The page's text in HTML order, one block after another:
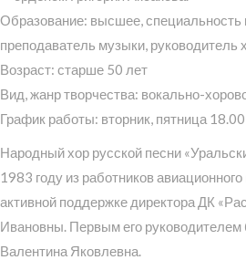
Образование: высшее,
преподаватель музыки, руководитель
Возраст: старше 50 лет
Вид, жанр творчества: вокально-
График работы: вторник, пятница
Народный хор русской песни
1983 году из работников
активной поддержке директора ДК
Ивановны. Первым его
Валентина Яковлевна.